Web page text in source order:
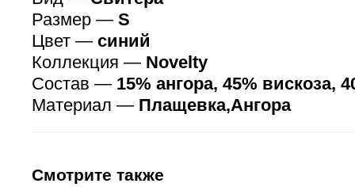
Размер — S
Цвет — синий
Коллекция — Novelty
Состав — 15% ангора, 45% вискоза,
Материал — Плащевка,Ангора
Смотрите также